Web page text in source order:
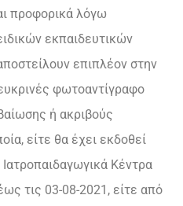
προφορικά λόγω
εκπαιδευτικών
επιπλέον στην
φωτοαντίγραφο
ή ακριβούς
είτε θα έχει εκδοθεί
Κέντρα
τις 03-08-2021, είτε από